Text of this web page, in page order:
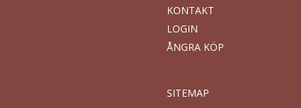
KONTAKT
LOGIN
ÅNGRA KÖP
SITEMAP